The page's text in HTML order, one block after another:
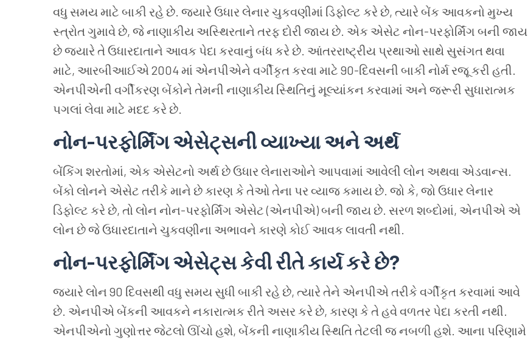
વધુ સમય માટે બાકી રહે છે. જ્યારે ઉધાર લેનાર ચુકવણીમાં ડિફોલ્ટ કરે છે, ત્યારે બેંક આવકનો મુખ્ય
સ્ત્રોત ગુમાવે છે, જે નાણાકીય અસ્થિરતાને તરફ દોરી જાય છે. એક એસેટ નોન-પરફોર્મિંગ બની જાય
છે જ્યારે તે ઉધારદાતાને આવક પેદા કરવાનું બંધ કરે છે. આંતરરાષ્ટ્રીય પ્રથાઓ સાથે સુસંગત થવા
માટે, આરબીઆઈએ 2004 માં એનપીએને વર્ગીકૃત કરવા માટે 90-દિવસની બાકી નોર્મ રજૂ કરી હતી.
એનપીએની વર્ગીકરણ બેંકોને તેમની નાણાકીય સ્થિતિનું મૂલ્યાંકન કરવામાં અને જરૂરી સુધારાત્મક
પગલાં લેવા માટે મદદ કરે છે.
નોન-પરફોર્મિંગ એસેટ્સની વ્યાખ્યા અને અર્થ
બેંકિંગ શરતોમાં, એક એસેટનો અર્થ છે ઉધાર લેનારાઓને આપવામાં આવેલી લોન અથવા એડવાન્સ.
બેંકો લોનને એસેટ તરીકે માને છે કારણ કે તેઓ તેના પર વ્યાજ કમાય છે. જો કે, જો ઉધાર લેનાર
ડિફોલ્ટ કરે છે, તો લોન નોન-પરફોર્મિંગ એસેટ (એનપીએ) બની જાય છે. સરળ શબ્દોમાં, એનપીએ એ
લોન છે જે ઉધારદાતાને ચુકવણીના અભાવને કારણે કોઈ આવક લાવતી નથી.
નોન-પરફોર્મિંગ એસેટ્સ કેવી રીતે કાર્ય કરે છે?
જ્યારે લોન 90 દિવસથી વધુ સમય સુધી બાકી રહે છે, ત્યારે તેને એનપીએ તરીકે વર્ગીકૃત કરવામાં આવે
છે. એનપીએ બેંકની આવકને નકારાત્મક રીતે અસર કરે છે, કારણ કે તે હવે વળતર પેદા કરતી નથી.
એનપીએનો ગુણોત્તર જેટલો ઊંચો હશે, બેંકની નાણાકીય સ્થિતિ તેટલી જ નબળી હશે. આના પરિણામે